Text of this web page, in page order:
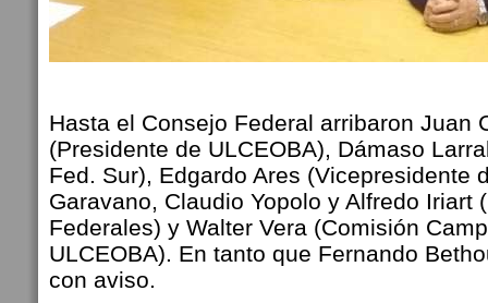
Hasta el Consejo Federal arribaron Juan
(Presidente de ULCEOBA), Dámaso
Fed. Sur), Edgardo Ares (Vicepresidente
Garavano, Claudio Yopolo y Alfredo Iriart
Federales) y Walter Vera (Comisión
ULCEOBA). En tanto que Fernando
con aviso.